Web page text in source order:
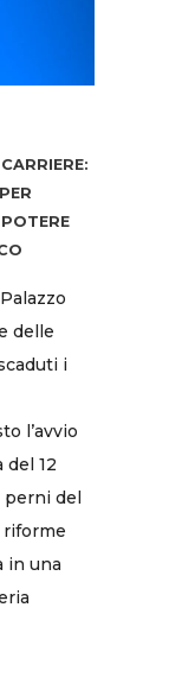
delle
i
l’avvio
12
perni del
in una